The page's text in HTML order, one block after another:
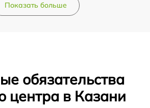
Показать больше
обязательства
центра в Казани